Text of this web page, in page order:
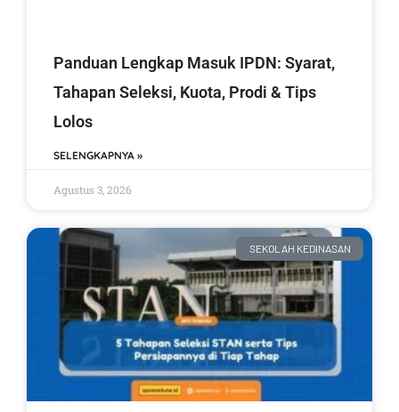
Panduan Lengkap Masuk IPDN: Syarat,
Tahapan Seleksi, Kuota, Prodi & Tips
Lolos
SELENGKAPNYA »
Agustus 3, 2026
SEKOLAH KEDINASAN